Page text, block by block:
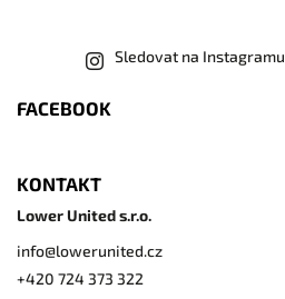
Sledovat na Instagramu
FACEBOOK
KONTAKT
Lower United s.r.o.
info@lowerunited.cz
+420 724 373 322